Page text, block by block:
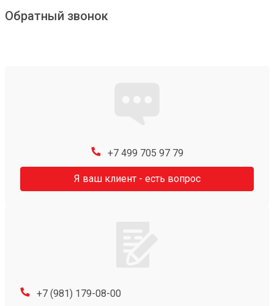
Обратный звонок
+7 499 705 97 79
Я ваш клиент - есть вопрос
+7 (981) 179-08-00